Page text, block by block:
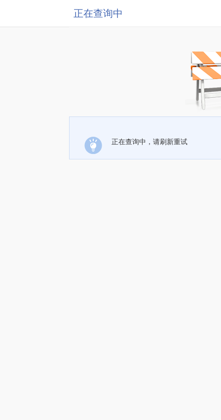
正在查询中
正在查询中，请刷新重试